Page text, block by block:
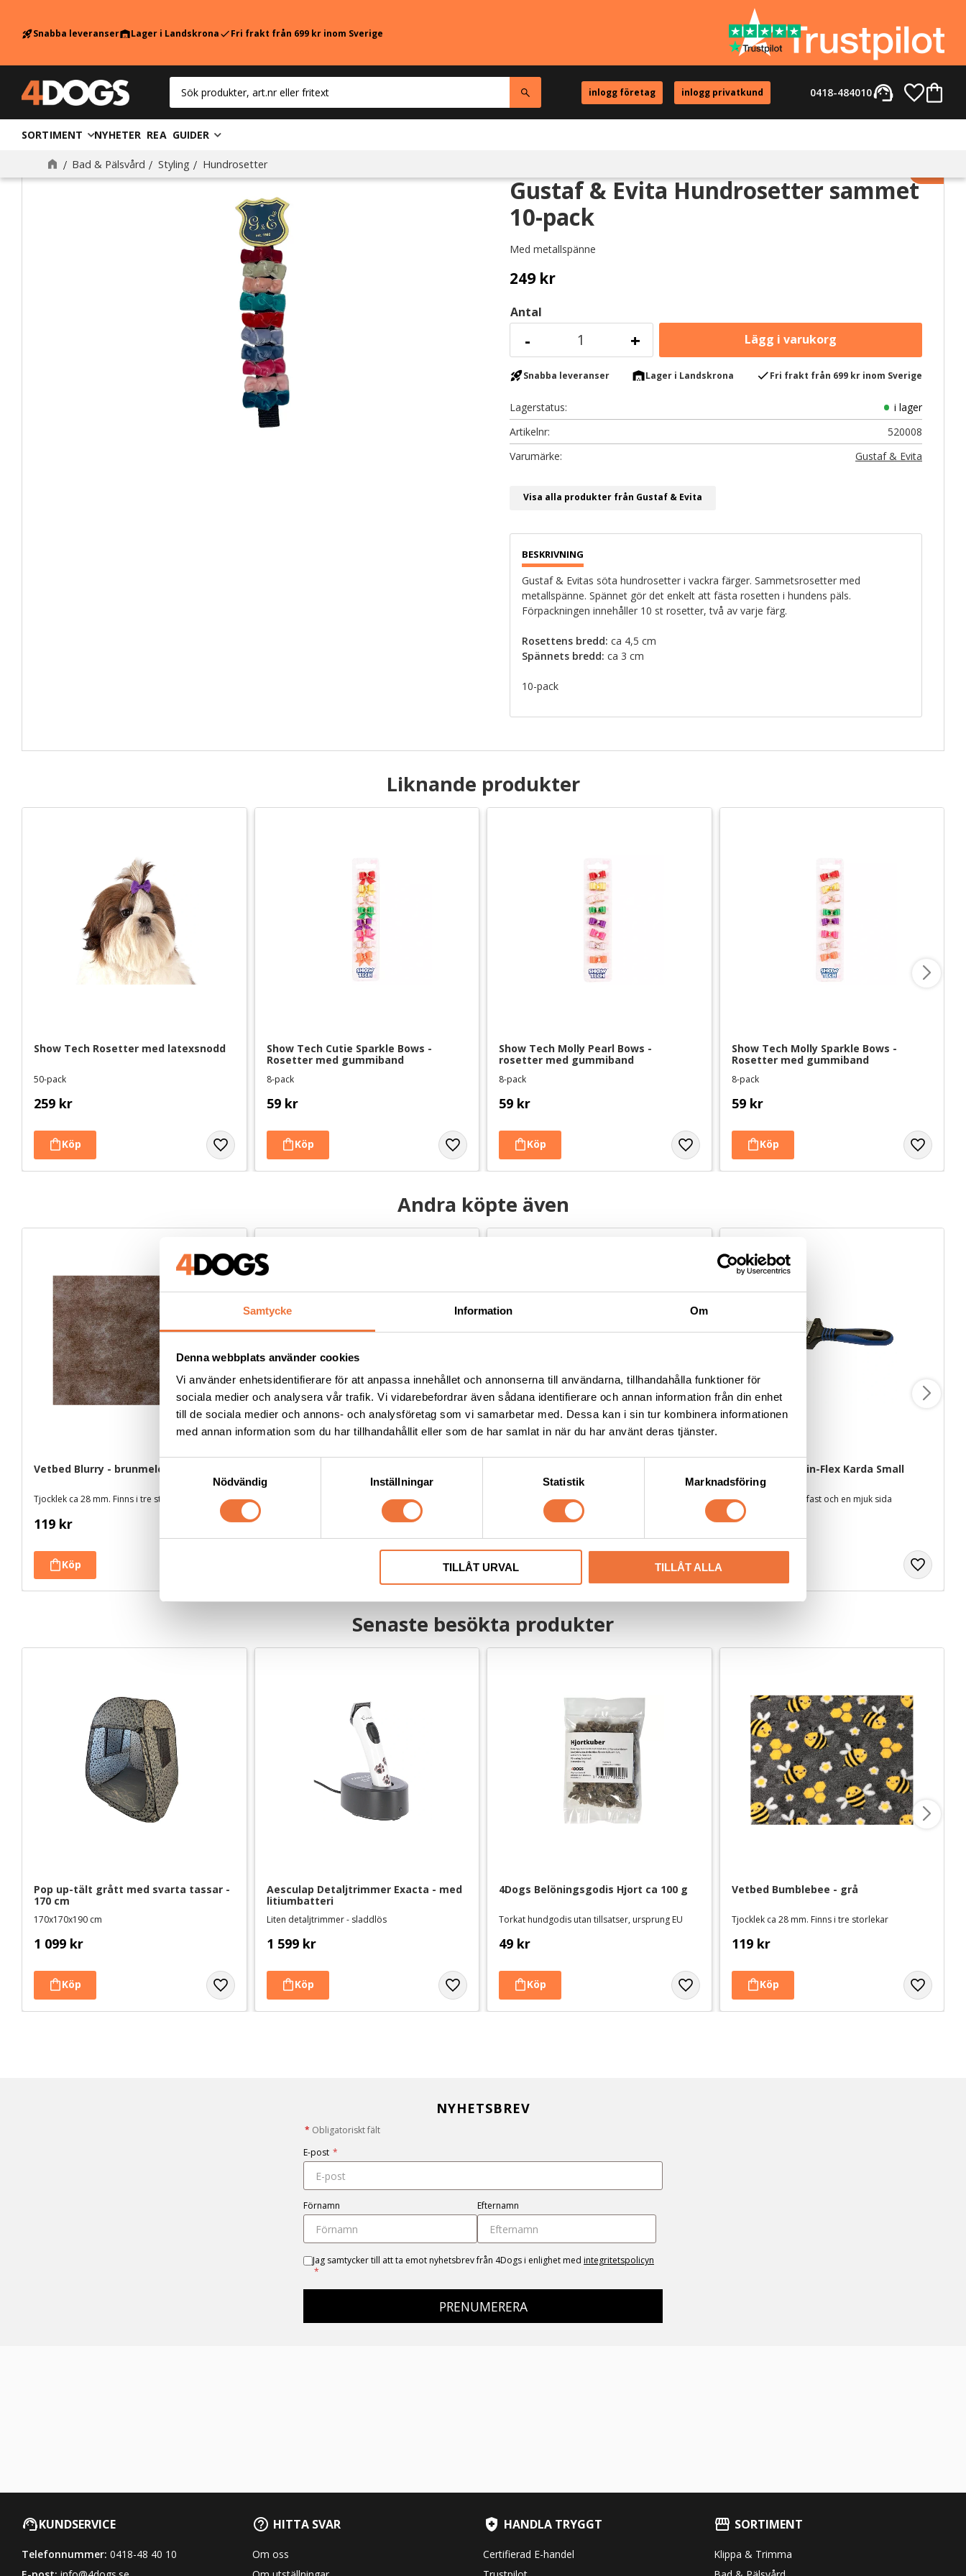
Samtycke Information Om
Denna webbplats använder cookies
Vi använder enhetsidentifierare för att anpassa innehållet och annonserna till användarna, tillhandahålla funktioner för
sociala medier och analysera vår trafik. Vi vidarebefordrar även sådana identifierare och annan information från din enhet
till de sociala medier och annons- och analysföretag som vi samarbetar med. Dessa kan i sin tur kombinera informationen
med annan information som du har tillhandahållit eller som de har samlat in när du har använt deras tjänster.
S
m
s
Nödvändig Inställningar Statistik Marknadsföring
TILLÅT URVAL TILLÅT ALLA
rocket_launchSnabba leveranserwarehouseLager i LandskronacheckFri frakt från 699 kr inom Sverige
inlogg företag inlogg privatkund support_agent
0418-484010
SORTIMENT NYHETER REA GUIDER
Bad & Pälsvård Styling Hundrosetter
Gustaf & Evita Hundrosetter sammet
10-pack
Med metallspänne
249kr
Antal
+
-
Lägg
rocket_launchSnabba leveranser warehouseLager i Landskrona checkFri frakt från 699 kr inom Sverige
Lagerstatus
i lager
Artikelnr
520008
Gustaf & Evita
Visa alla produkter från Gustaf & Evita
Gustaf & Evitas söta hundrosetter i vackra färger. Sammetsrosetter med
metallspänne. Spännet gör det enkelt att fästa rosetten i hundens päls.
Förpackningen innehåller 10 st rosetter, två av varje färg.
Rosettens bredd: ca 4,5 cm
Spännets bredd: ca 3 cm
10-pack
Liknande produkter
Show Tech Rosetter med latexsnodd
50-pack
259 kr
Show Tech Cutie Sparkle Bows -
Rosetter med gummiband
8-pack
59 kr
Show Tech Molly Pearl Bows -
rosetter med gummiband
8-pack
59 kr
Show Tech Molly Sparkle Bows -
Rosetter med gummiband
8-pack
59 kr
Andra köpte även
Vetbed Blurry - brunmelerad
Tjocklek ca 28 mm. Finns i tre storlekar
119 kr
Kylspray - 425 g
- medium
Skonsam kvalitetskarda
Show Tech Twin-Flex Karda Small
Flexkarda med en fast och en mjuk sida
159
Senaste besökta produkter
Pop up-tält grått med svarta tassar -
170 cm
170x170x190 cm
1 099 kr
Aesculap Detaljtrimmer Exacta - med
litiumbatteri
Liten detaljtrimmer - sladdlös
1 599 kr
4Dogs Belöningsgodis Hjort ca 100 g
Torkat hundgodis utan tillsatser, ursprung EU
49 kr
Vetbed Bumblebee - grå
Tjocklek ca 28 mm. Finns i tre storlekar
119 kr
NYHETSBREV
* Obligatoriskt fält
E-post *
Förnamn Efternamn
Jag samtycker till att ta emot nyhetsbrev från 4Dogs i enlighet med integritetspolicyn
*
PRENUMERERA
KUNDSERVICE
Telefonnummer: 0418-48 40 10
HITTA SVAR
Om oss
HANDLA TRYGGT
Certifierad E-handel
SORTIMENT
Klippa & Trimma